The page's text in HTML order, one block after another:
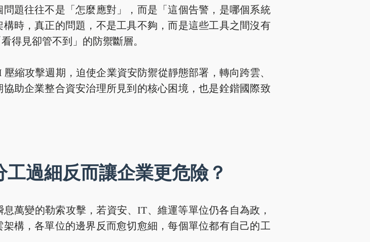
題往往不是「怎麼應對」，而是「這個告警，是哪個系統
時，真正的問題，不是工具不夠，而是這些工具之間沒有
見卻管不到」的防禦斷層。
縮攻擊週期，迫使企業資安防禦從靜態部署，轉向跨雲、
助企業整合資安治理所見到的核心困境，也是銓鍇國際致
過細反而讓企業更危險？
萬變的勒索攻擊，若資安、IT、維運等單位仍各自為政，
構，各單位的邊界反而愈切愈細，每個單位都有自己的工